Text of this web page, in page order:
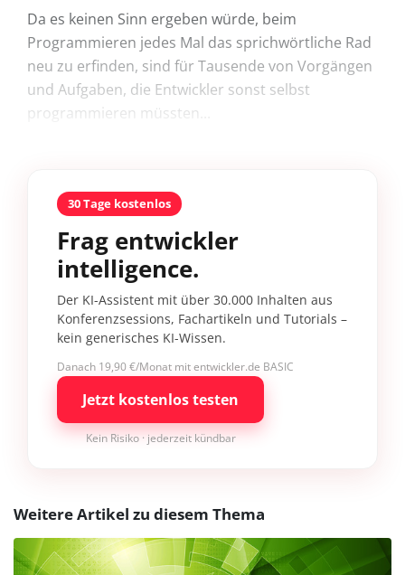
Da es keinen Sinn ergeben würde, beim
Programmieren jedes Mal das sprichwörtliche Rad
neu zu erfinden, sind für Tausende von Vorgängen
und Aufgaben, die Entwickler sonst selbst
programmieren müssten...
30 Tage kostenlos
Frag entwickler
intelligence.
Der KI-Assistent mit über 30.000 Inhalten aus
Konferenzsessions, Fachartikeln und Tutorials –
kein generisches KI-Wissen.
Danach 19,90 €/Monat mit entwickler.de BASIC
Jetzt kostenlos testen
Kein Risiko · jederzeit kündbar
Weitere Artikel zu diesem Thema